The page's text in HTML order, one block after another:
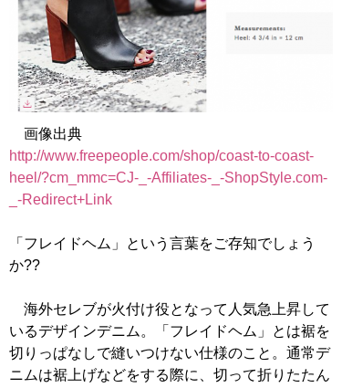
画像出典
http://www.freepeople.com/shop/coast-to-coast-
heel/?cm_mmc=CJ-_-Affiliates-_-ShopStyle.com-
_-Redirect+Link
「フレイドヘム」という言葉をご存知でしょう
か??
海外セレブが火付け役となって人気急上昇して
いるデザインデニム。「フレイドヘム」とは裾を
切りっぱなしで縫いつけない仕様のこと。通常デ
ニムは裾上げなどをする際に、切って折りたたん